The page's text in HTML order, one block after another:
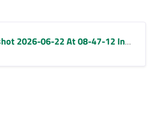
2026-06-22 At 08-47-12 Instagram